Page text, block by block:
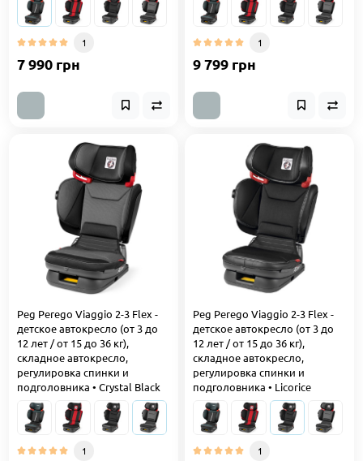
1
7 990 грн
1
9 799 грн
Peg Perego Viaggio 2-3 Flex -
детское автокресло (от 3 до
12 лет / от 15 до 36 кг),
складное автокресло,
регулировка спинки и
подголовника • Crystal Black
1
Peg Perego Viaggio 2-3 Flex -
детское автокресло (от 3 до
12 лет / от 15 до 36 кг),
складное автокресло,
регулировка спинки и
подголовника • Licorice
1